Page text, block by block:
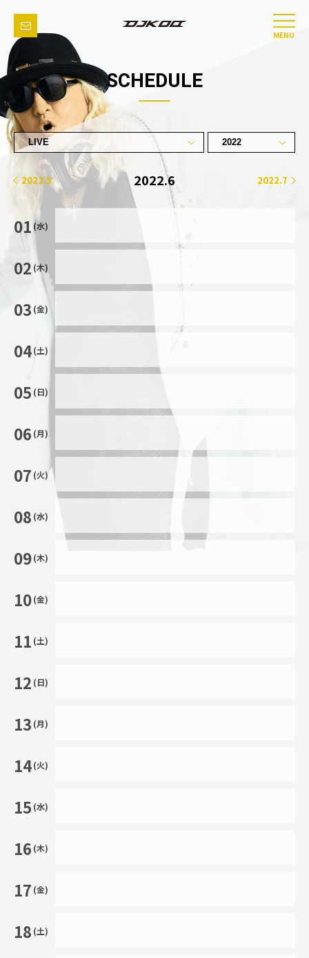
MENU
SCHEDULE
2022.5 2022.6 2022.7
01 (水)
02 (木)
03 (金)
04(土)
05 (日)
06 (月)
07 (火)
08 (水)
09(木)
10(金)
11 (土)
12 (日)
13 (月)
14(火)
15 (水)
16 (木)
17 (金)
18 (土)